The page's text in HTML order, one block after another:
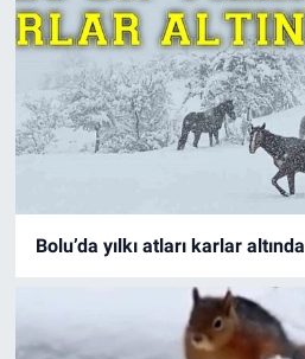
Bolu’da yılkı atları karlar altında